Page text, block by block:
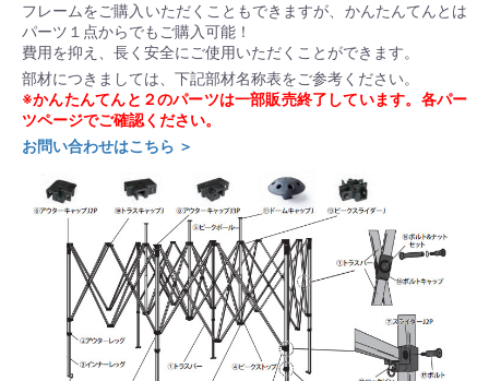
フレームをご購入いただくこともできますが、かんたんてんとは
パーツ１点からでもご購入可能！
費用を抑え、長く安全にご使用いただくことができます。
部材につきましては、下記部材名称表をご参考ください。
※かんたんてんと２のパーツは一部販売終了しています。各パー
ツページでご確認ください。
お問い合わせはこちら ＞